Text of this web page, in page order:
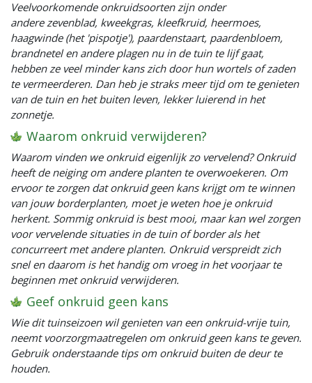
Veelvoorkomende onkruidsoorten zijn onder
andere zevenblad, kweekgras, kleefkruid, heermoes,
haagwinde (het 'pispotje'), paardenstaart, paardenbloem,
brandnetel en andere plagen nu in de tuin te lijf gaat,
hebben ze veel minder kans zich door hun wortels of zaden
te vermeerderen. Dan heb je straks meer tijd om te genieten
van de tuin en het buiten leven, lekker luierend in het
zonnetje.
Waarom onkruid verwijderen?
Waarom vinden we onkruid eigenlijk zo vervelend? Onkruid
heeft de neiging om andere planten te overwoekeren. Om
ervoor te zorgen dat onkruid geen kans krijgt om te winnen
van jouw borderplanten, moet je weten hoe je onkruid
herkent. Sommig onkruid is best mooi, maar kan wel zorgen
voor vervelende situaties in de tuin of border als het
concurreert met andere planten. Onkruid verspreidt zich
snel en daarom is het handig om vroeg in het voorjaar te
beginnen met onkruid verwijderen.
Geef onkruid geen kans
Wie dit tuinseizoen wil genieten van een onkruid-vrije tuin,
neemt voorzorgmaatregelen om onkruid geen kans te geven.
Gebruik onderstaande tips om onkruid buiten de deur te
houden.